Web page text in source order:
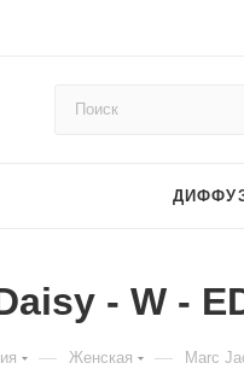
- W -
— Женская — Marc